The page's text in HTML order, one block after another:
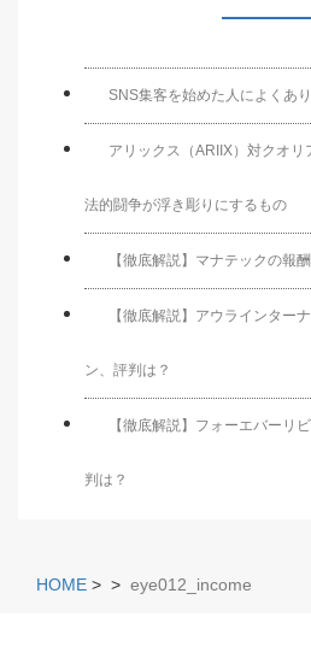
SNS集客を始めた人によくあ
アリックス（ARIIX）対クオ
法的闘争が浮き彫りにするもの
【徹底解説】マナテックの報
【徹底解説】アウラインター
ン、評判は？
【徹底解説】フォーエバーリ
判は？
HOME > > eye012_income